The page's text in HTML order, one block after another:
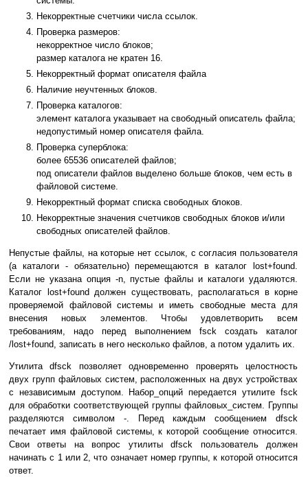
Некорректные счетчики числа ссылок.
Проверка размеров:
некорректное число блоков;
размер каталога не кратен 16.
Некорректный формат описателя файла
Наличие неучтенных блоков.
Проверка каталогов:
элемент каталога указывает на свободный описатель файла;
недопустимый номер описателя файла.
Проверка суперблока:
более 65536 описателей файлов;
под описатели файлов выделено больше блоков, чем есть в
файловой системе.
Некорректный формат списка свободных блоков.
Некорректные значения счетчиков свободных блоков и/или
свободных описателей файлов.
Непустые файлы, на которые нет ссылок, с согласия пользователя
(а каталоги - обязательно) перемещаются в каталог lost+found.
Если не указана опция -n, пустые файлы и каталоги удаляются.
Каталог lost+found должен существовать, располагаться в корне
проверяемой файловой системы и иметь свободные места для
внесения новых элементов. Чтобы удовлетворить всем
требованиям, надо перед выполнением fsck создать каталог
/lost+found, записать в него несколько файлов, а потом удалить их.
Утилита dfsck позволяет одновременно проверять целостность
двух групп файловых систем, расположенных на двух устройствах
с независимым доступом. Набор_опций передается утилите fsck
для обработки соответствующей группы файловых_систем. Группы
разделяются символом -. Перед каждым сообщением dfsck
печатает имя файловой системы, к которой сообщение относится.
Свои ответы на вопрос утилиты dfsck пользователь должен
начинать с 1 или 2, что означает номер группы, к которой относится
ответ.